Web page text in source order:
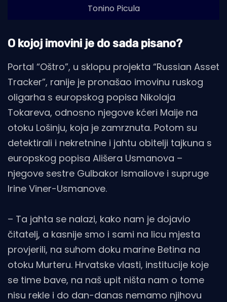
Tonino Picula
O kojoj imovini je do sada pisano?
Portal “Oštro”, u sklopu projekta “Russian Asset
Tracker”, ranije je pronašao imovinu ruskog
oligarha s europskog popisa Nikolaja
Tokareva, odnosno njegove kćeri Maije na
otoku Lošinju, koja je zamrznuta. Potom su
detektirali i nekretnine i jahtu obitelji tajkuna s
europskog popisa Ališera Usmanova –
njegove sestre Gulbakor Ismailove i supruge
Irine Viner-Usmanove.
– Ta jahta se nalazi, kako nam je dojavio
čitatelj, a kasnije smo i sami na licu mjesta
provjerili, na suhom doku marine Betina na
otoku Murteru. Hrvatske vlasti, institucije koje
se time bave, na naš upit ništa nam o tome
nisu rekle i do dan-danas nemamo njihovu